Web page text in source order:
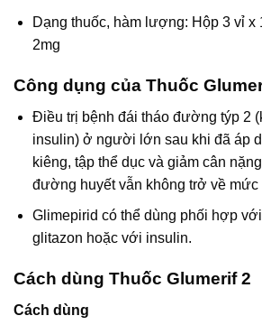
Dạng thuốc, hàm lượng: Hộp 3 vỉ x
2mg
Công dụng của Thuốc
Điều trị bệnh đái tháo đường týp 2
insulin) ở người lớn sau khi đã áp
kiêng, tập thể dục và giảm cân
đường huyết vẫn không trở về
Glimepirid có thể dùng phối hợp
glitazon hoặc với insulin.
Cách dùng Thuốc Glumerif 2
Cách dùng